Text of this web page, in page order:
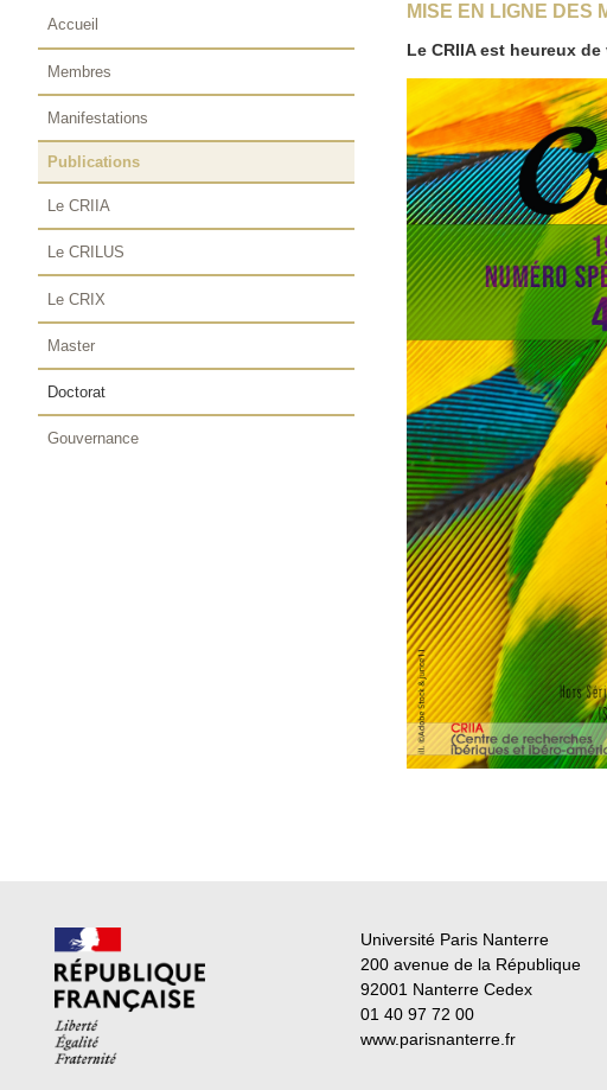
MISE EN LIGNE DES
Le CRIIA est heureux
Accueil
Membres
Manifestations
Publications
Le CRIIA
Le CRILUS
Le CRIX
Master
Doctorat
Gouvernance
Université Paris Nanterre
200 avenue de la République
92001 Nanterre Cedex
01 40 97 72 00
www.parisnanterre.fr